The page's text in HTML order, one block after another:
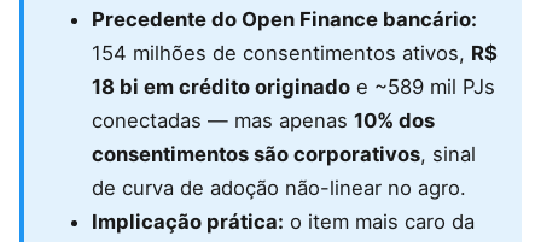
Precedente do Open Finance bancário:
154 milhões de consentimentos ativos, R$
18 bi em crédito originado e ~589 mil PJs
conectadas — mas apenas 10% dos
consentimentos são corporativos, sinal
de curva de adoção não-linear no agro.
Implicação prática: o item mais caro da